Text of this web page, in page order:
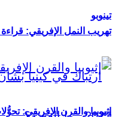
تينوبو
تهريب النمل الإفريقي:
إثيوبيا والقرن الإفريقي: